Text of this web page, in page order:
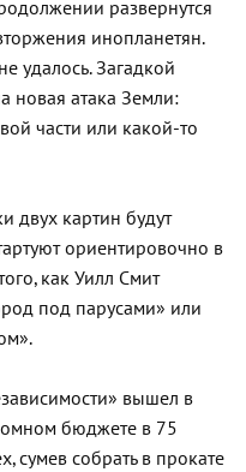
развернутся
инопланетян.
удалось. Загадкой
новая атака Земли:
части или какой-то
двух картин будут
ориентировочно в
как Уилл Смит
под парусами» или
вышел в
бюджете в 75
сумев собрать в прокате